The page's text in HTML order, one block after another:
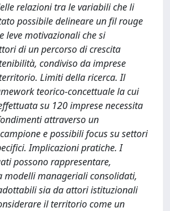
relazioni tra le variabili che li
possibile delineare un fil rouge
leve motivazionali che si
di un percorso di crescita
condiviso da imprese
Limiti della ricerca. Il
teorico-concettuale la cui
su 120 imprese necessita
attraverso un
e possibili focus su settori
Implicazioni pratiche. I
possono rappresentare,
modelli manageriali consolidati,
sia da attori istituzionali
il territorio come un